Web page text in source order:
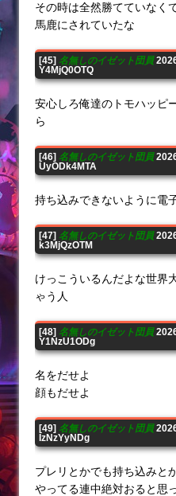
その時は全然勝てていなく
馬鹿にされていたな
[45] 名無しのイゼット団員
Y4MjQ0OTQ
安心しろ俺達のトモハッピ
ら
[46] 名無しのイゼット団員
UyODk4MTA
持ち込みできないように電
[47] 名無しのイゼット団員
k3MjQzOTM
けっこういるんだよな世界
ゃう人
[48] 名無しのイゼット団員
Y1NzU1ODg
名をだせよ
顔もだせよ
[49] 名無しのイゼット団員
IzNzYyNDg
プレリとかでも持ち込みと
やってる連中絶対おると思